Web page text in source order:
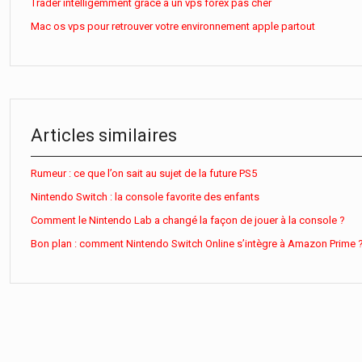
Trader intelligemment grâce à un vps forex pas cher
Mac os vps pour retrouver votre environnement apple partout
Articles similaires
Rumeur : ce que l’on sait au sujet de la future PS5
Nintendo Switch : la console favorite des enfants
Comment le Nintendo Lab a changé la façon de jouer à la console ?
Bon plan : comment Nintendo Switch Online s’intègre à Amazon Prime